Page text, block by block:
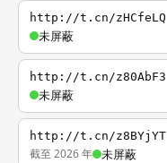
http://t.cn/zHCfeLQ
未屏蔽
http://t.cn/z80AbF3
未屏蔽
http://t.cn/z8BYjYT
截至 2026 年 未屏蔽